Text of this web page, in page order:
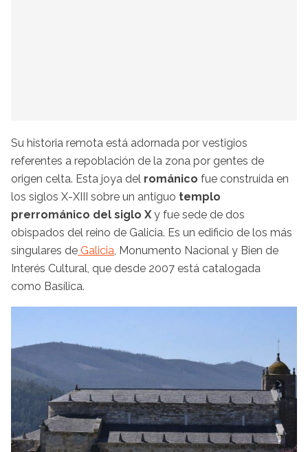
Su historia remota está adornada por vestigios
referentes a repoblación de la zona por gentes de
origen celta. Esta joya del románico fue construida en
los siglos X-XIII sobre un antiguo templo
prerrománico del siglo X y fue sede de dos
obispados del reino de Galicia. Es un edificio de los más
singulares de Galicia, Monumento Nacional y Bien de
Interés Cultural, que desde 2007 está catalogada
como Basílica.